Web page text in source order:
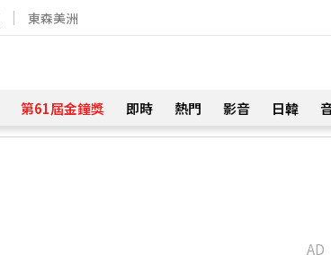
東森美洲
第61屆金鐘獎 即時 熱門 影音 日韓